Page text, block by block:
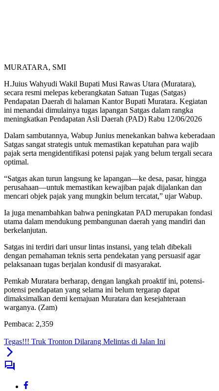
MURATARA, SMI
H.Juius Wahyudi Wakil Bupati Musi Rawas Utara (Muratara),
secara resmi melepas keberangkatan Satuan Tugas (Satgas)
Pendapatan Daerah di halaman Kantor Bupati Muratara. Kegiatan
ini menandai dimulainya tugas lapangan Satgas dalam rangka
meningkatkan Pendapatan Asli Daerah (PAD) Rabu 12/06/2026
Dalam sambutannya, Wabup Junius menekankan bahwa keberadaan
Satgas sangat strategis untuk memastikan kepatuhan para wajib
pajak serta mengidentifikasi potensi pajak yang belum tergali secara
optimal.
“Satgas akan turun langsung ke lapangan—ke desa, pasar, hingga
perusahaan—untuk memastikan kewajiban pajak dijalankan dan
mencari objek pajak yang mungkin belum tercatat,” ujar Wabup.
Ia juga menambahkan bahwa peningkatan PAD merupakan fondasi
utama dalam mendukung pembangunan daerah yang mandiri dan
berkelanjutan.
Satgas ini terdiri dari unsur lintas instansi, yang telah dibekali
dengan pemahaman teknis serta pendekatan yang persuasif agar
pelaksanaan tugas berjalan kondusif di masyarakat.
Pemkab Muratara berharap, dengan langkah proaktif ini, potensi-
potensi pendapatan yang selama ini belum tergarap dapat
dimaksimalkan demi kemajuan Muratara dan kesejahteraan
warganya. (Zam)
Pembaca: 2,359
Tegas!!! Truk Tronton Dilarang Melintas di Jalan Ini